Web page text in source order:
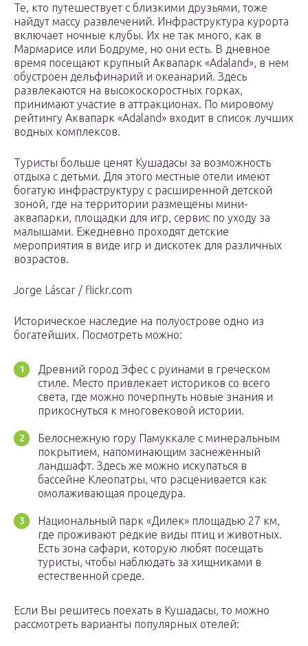
Те, кто путешествует с близкими друзьями, тоже
найдут массу развлечений. Инфраструктура курорта
включает ночные клубы. Их не так много, как в
Мармарисе или Бодруме, но они есть. В дневное
время посещают крупный Аквапарк «Adaland», в нем
обустроен дельфинарий и океанарий. Здесь
развлекаются на высокоскоростных горках,
принимают участие в аттракционах. По мировому
рейтингу Аквапарк «Adaland» входит в список лучших
водных комплексов.
Туристы больше ценят Кушадасы за возможность
отдыха с детьми. Для этого местные отели имеют
богатую инфраструктуру с расширенной детской
зоной, где на территории размещены мини-
аквапарки, площадки для игр, сервис по уходу за
малышами. Ежедневно проходят детские
мероприятия в виде игр и дискотек для различных
возрастов.
Jorge Láscar / flickr.com
Историческое наследие на полуострове одно из
богатейших. Посмотреть можно:
Древний город Эфес с руинами в греческом
стиле. Место привлекает историков со всего
света, где можно почерпнуть новые знания и
прикоснуться к многовековой истории.
Белоснежную гору Памуккале с минеральным
покрытием, напоминающим заснеженный
ландшафт. Здесь же можно искупаться в
бассейне Клеопатры, что расценивается как
омолаживающая процедура.
Национальный парк «Дилек» площадью 27 км,
где проживают редкие виды птиц и животных.
Есть зона сафари, которую любят посещать
туристы, чтобы наблюдать за хищниками в
естественной среде.
Если Вы решитесь поехать в Кушадасы, то можно
рассмотреть варианты популярных отелей: